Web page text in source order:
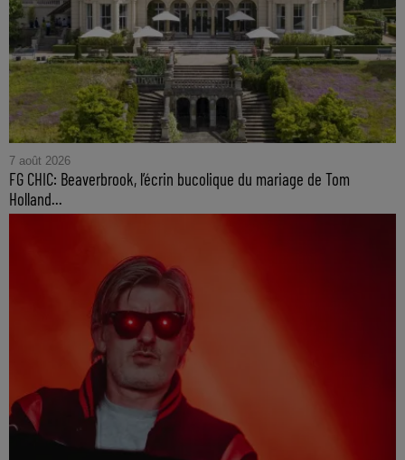
7 août 2026
FG CHIC: Beaverbrook, l’écrin bucolique du mariage de Tom
Holland...